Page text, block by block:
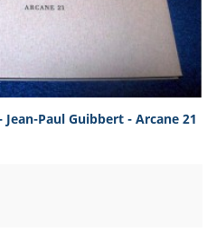
Paul Guibbert - Arcane 21